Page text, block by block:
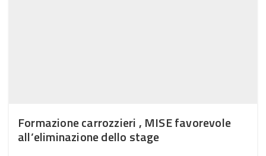
Formazione carrozzieri , MISE favorevole
all’eliminazione dello stage